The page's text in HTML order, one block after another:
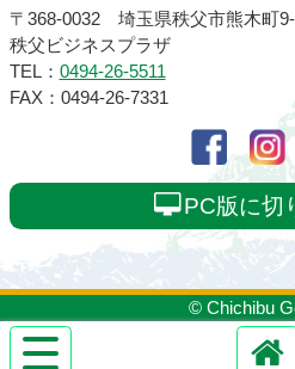
〒368-0032 埼玉県秩父市熊木町
秩父ビジネスプラザ
TEL： 0494-26-5511
FAX：0494-26-7331
PC版に切
© Chichibu
サ